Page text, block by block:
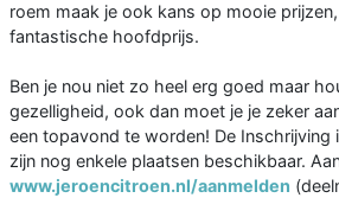
roem maak je ook kans op mooie
fantastische hoofdprijs.
Ben je nou niet zo heel erg goed maar
gezelligheid, ook dan moet je je zeker
een topavond te worden! De Inschrijving
zijn nog enkele plaatsen beschikbaar.
www.jeroencitroen.nl/aanmelden